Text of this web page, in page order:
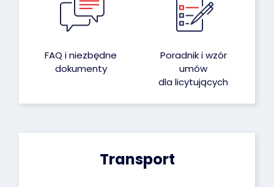
FAQ i niezbędne
dokumenty
Poradnik i wzór
umów
dla licytujących
Transport